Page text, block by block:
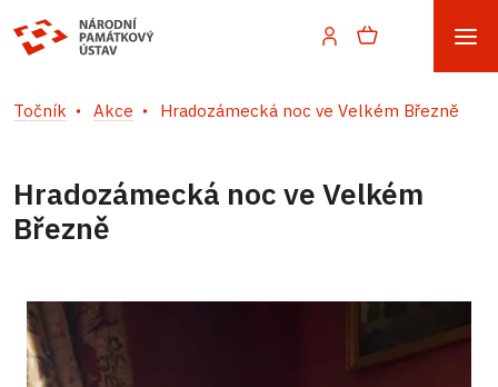
Točník Akce Hradozámecká noc ve Velkém Březně
Hradozámecká noc ve Velkém
Březně